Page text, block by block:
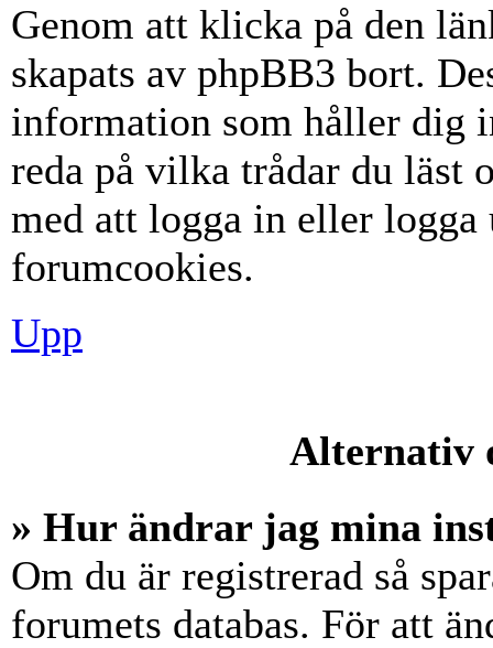
Genom att klicka på den
skapats av phpBB3 bort.
information som håller dig
reda på vilka trådar du läst
med att logga in eller
forumcookies.
Upp
Alternativ
» Hur ändrar jag mina
Om du är registrerad så
forumets databas. För att